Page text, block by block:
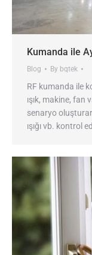
Kumanda ile
Blog By bqtek
RF kumanda ile
ışık, makine,
senaryo
ışığı vb. kontrol